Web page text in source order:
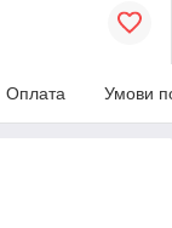
Оплата Умови